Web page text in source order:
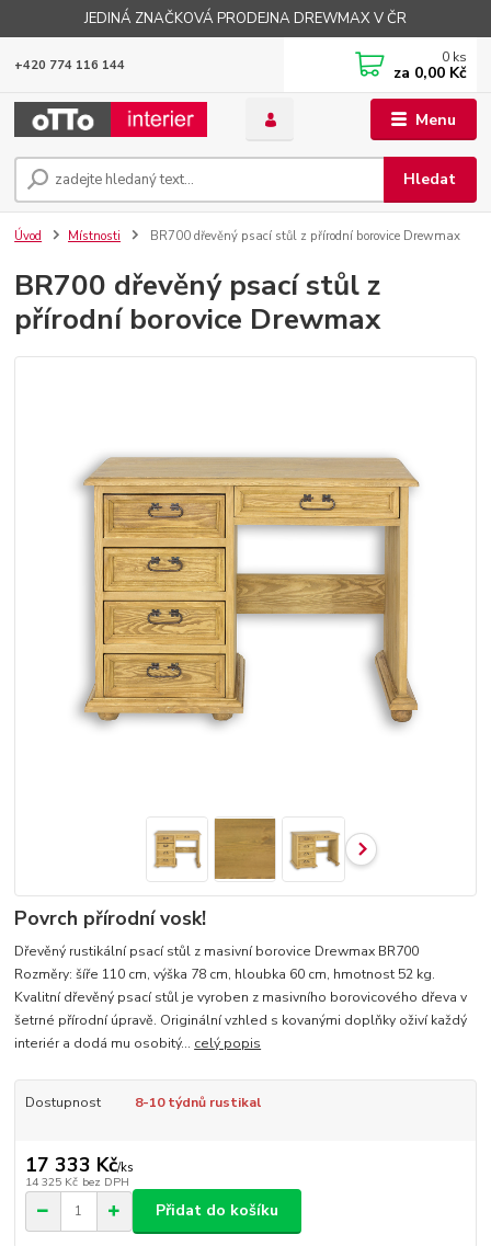
JEDINÁ ZNAČKOVÁ PRODEJNA DREWMAX V ČR
Menu
Hledat
+420 774 116 144 0 ks
za 0,00 Kč
Úvod Místnosti BR700 dřevěný psací stůl z přírodní borovice Drewmax
BR700 dřevěný psací stůl z
přírodní borovice Drewmax
Povrch přírodní vosk!
Dřevěný rustikální psací stůl z masivní borovice Drewmax BR700
Rozměry: šíře 110 cm, výška 78 cm, hloubka 60 cm, hmotnost 52 kg.
Kvalitní dřevěný psací stůl je vyroben z masivního borovicového dřeva v
šetrné přírodní úpravě. Originální vzhled s kovanými doplňky oživí každý
interiér a dodá mu osobitý... celý popis
Dostupnost 8-10 týdnů rustikal
17 333 Kč/ks
14 325 Kč bez DPH
Přidat do košíku